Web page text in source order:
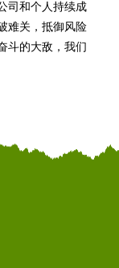
司和个人持续成
难关，抵御风险
斗的大敌，我们